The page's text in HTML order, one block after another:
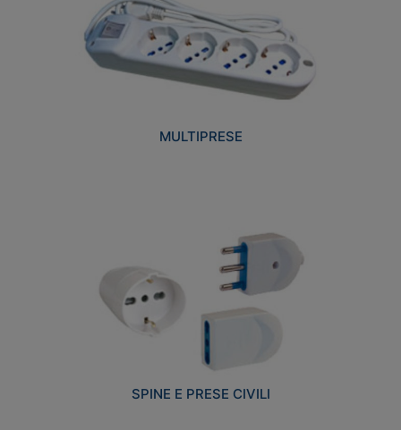
MULTIPRESE
SPINE E PRESE CIVILI